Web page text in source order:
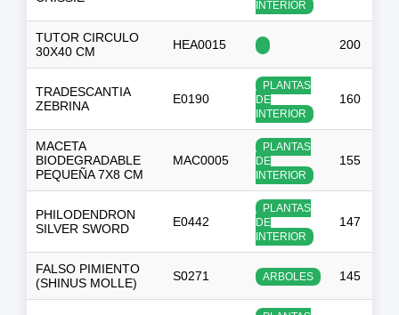
INTERIOR
TUTOR CIRCULO
30X40 CM
HEA0015 200
TRADESCANTIA
ZEBRINA
E0190
PLANTAS
DE
INTERIOR
160
MACETA
BIODEGRADABLE
PEQUEÑA 7X8 CM
MAC0005
PLANTAS
DE
INTERIOR
155
PHILODENDRON
SILVER SWORD
E0442
PLANTAS
DE
INTERIOR
147
FALSO PIMIENTO
(SHINUS MOLLE)
S0271 ARBOLES 145